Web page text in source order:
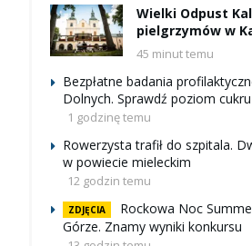
Wielki Odpust
pielgrzymów w
45 minut temu
Bezpłatne badania
Dolnych. Sprawdź poziom cukru
1 godzinę temu
Rowerzysta trafił do szpitala.
w powiecie mieleckim
12 godzin temu
ZDJĘCIA
Rockowa Noc
Górze. Znamy wyniki konkursu